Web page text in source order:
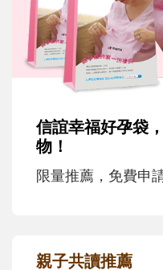
信誼幸福好孕袋
物！
限量推薦，免費申
親子共讀推薦